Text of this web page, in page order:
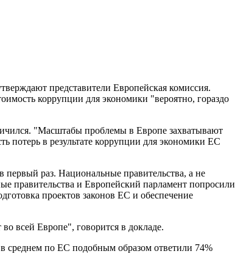
представители Европейская комиссия.
коррупции для экономики "вероятно, гораздо
"Масштабы проблемы в Европе захватывают
потерь в результате коррупции для экономики ЕС
первый раз. Национальные правительства, а не
правительства и Европейский парламент попросили
проектов законов ЕС и обеспечение
всей Европе", говорится в докладе.
среднем по ЕС подобным образом ответили 74%